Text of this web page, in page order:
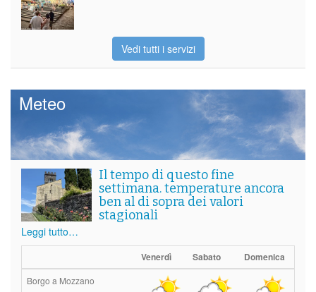
Vedi tutti i servizi
Meteo
Il tempo di questo fine
settimana. temperature ancora
ben al di sopra dei valori
stagionali
Leggi tutto…
Venerdì Sabato Domenica
Borgo a Mozzano